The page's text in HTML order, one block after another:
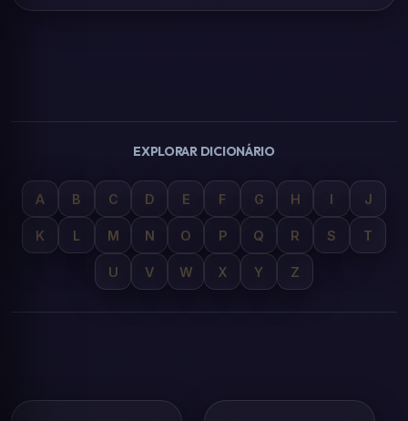
EXPLORAR DICIONÁRIO
A B C D E F G H I J
K L M N O P Q R S T
U V W X Y Z